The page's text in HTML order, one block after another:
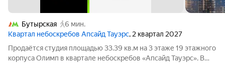
Бутырская
6 мин.
Квартал небоскребов Апсайд Тауэрс, 2 квартал 2027
Продаётся студия площадью 33.39 кв.м на 3 этаже 19 этажного
корпуса Олимп в квартале небоскребов «Апсайд Тауэрс». В